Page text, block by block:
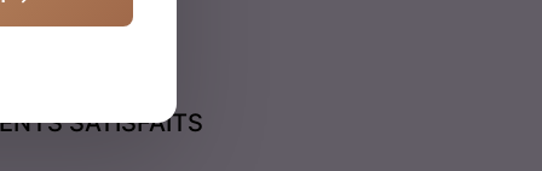
SATISFAITS